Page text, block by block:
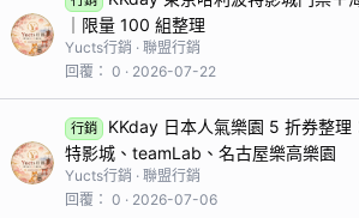
｜限量 100 組整理
Yucts行銷
聯盟行銷
回覆
0 2026-07-22
行銷
KKday 日本人氣樂園 5 折券整理
特影城、teamLab、名古屋樂高樂園
Yucts行銷
聯盟行銷
回覆
0 2026-07-06